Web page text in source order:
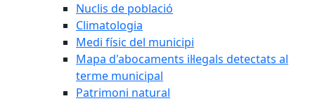
Nuclis de població
Climatologia
Medi físic del municipi
Mapa d'abocaments il·legals detectats al
terme municipal
Patrimoni natural